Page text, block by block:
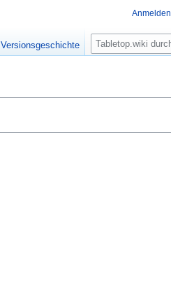
Anmelden
Versionsgeschichte
S
u
e